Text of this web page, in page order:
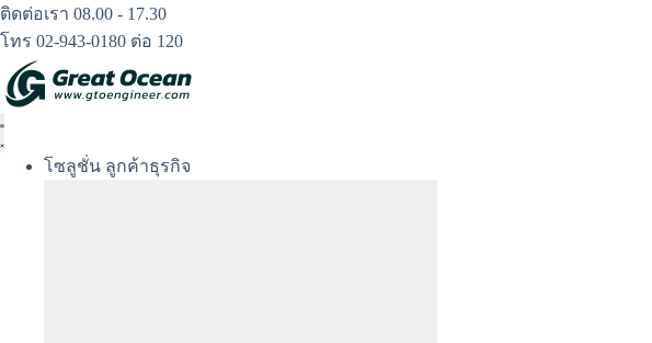
Skip
to
content
ติดต่อเรา 08.00 - 17.30
โทร 02-943-0180 ต่อ 120
โซลูชั่น ลูกค้าธุรกิจ